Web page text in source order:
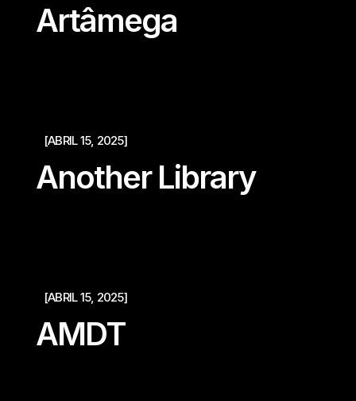
Artâmega
[ABRIL 15, 2025]
Another Library
[ABRIL 15, 2025]
AMDT